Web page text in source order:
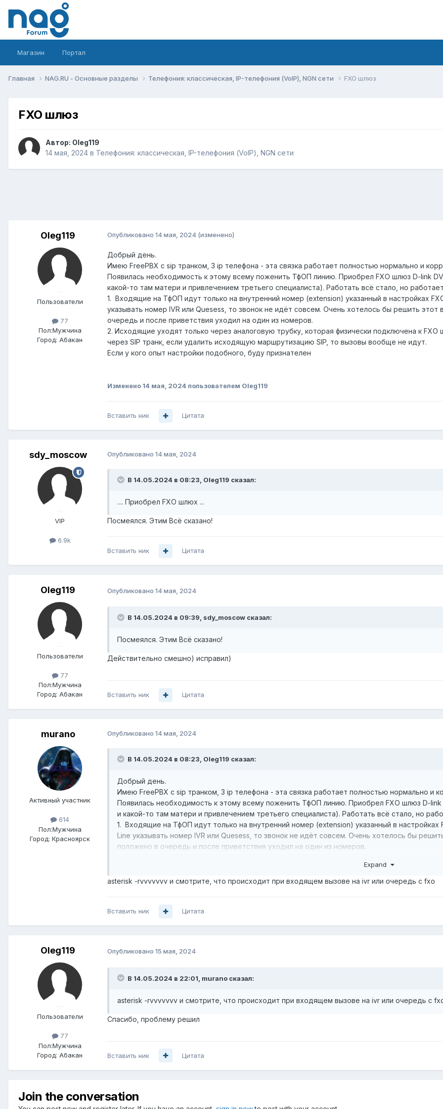
Магазин Портал
Главная NAG.RU - Основные разделы Телефония: классическая, IP-телефония (VoIP), NGN сети FXO шлюз
FXO шлюз
Автор: Oleg119
14 мая, 2024 в Телефония: классическая, IP-телефония (VoIP), NGN сети
Oleg119
Пользователи
77
Пол:Мужчина
Город: Абакан
Опубликовано 14 мая, 2024 (изменено)
Добрый день.
Имею FreePBX с sip транком, 3 ip телефона - эта связка работает полностью нормально и
Появилась необходимость к этому всему поженить ТфОП линию. Приобрел FXO шлюз D-link
какой-то там матери и привлечением третьего специалиста). Работать всё стало, но
1. Входящие на ТфОП идут только на внутренний номер (extension) указанный в настройках
указывать номер IVR или Quesess, то звонок не идёт совсем. Очень хотелось бы решить
очередь и после приветствия уходил на один из номеров.
2. Исходящие уходят только через аналоговую трубку, которая физически подключена к
через SIP транк, если удалить исходящую маршрутизацию SIP, то вызовы вообще не идут.
Если у кого опыт настройки подобного, буду признателен
Изменено 14 мая, 2024 пользователем Oleg119
Вставить ник Цитата
sdy_moscow
VIP
6.9k
Опубликовано 14 мая, 2024
В 14.05.2024 в 08:23, Oleg119 сказал:
.... Приобрел FXO шлюх ...
Посмеялся. Этим Всё сказано!
Вставить ник Цитата
Oleg119
Пользователи
77
Пол:Мужчина
Город: Абакан
Опубликовано 14 мая, 2024
В 14.05.2024 в 09:39, sdy_moscow сказал:
Посмеялся. Этим Всё сказано!
Действительно смешно) исправил)
Вставить ник Цитата
murano
Активный участник
614
Пол:Мужчина
Город: Красноярск
Опубликовано 14 мая, 2024
В 14.05.2024 в 08:23, Oleg119 сказал:
Добрый день.
Имею FreePBX с sip транком, 3 ip телефона - эта связка работает полностью нормально и
Появилась необходимость к этому всему поженить ТфОП линию. Приобрел FXO шлюз D-
и какой-то там матери и привлечением третьего специалиста). Работать всё стало, но
1. Входящие на ТфОП идут только на внутренний номер (extension) указанный в настройках
Line указывать номер IVR или Quesess, то звонок не идёт совсем. Очень хотелось бы
положено в очередь и после приветствия уходил на один из номеров.
через SIP транк, если удалить исходящую маршрутизацию SIP, то вызовы вообще не идут.
Если у кого опыт настройки подобного, буду признателен
Expand
asterisk -rvvvvvvv и смотрите, что происходит при входящем вызове на ivr или очередь с fxo
Вставить ник Цитата
Oleg119
Пользователи
77
Пол:Мужчина
Город: Абакан
Опубликовано 15 мая, 2024
В 14.05.2024 в 22:01, murano сказал:
asterisk -rvvvvvvv и смотрите, что происходит при входящем вызове на ivr или очередь с
Спасибо, проблему решил
Вставить ник Цитата
Join the conversation